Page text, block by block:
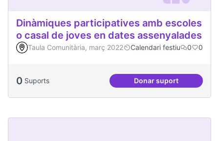
Dinàmiques participatives amb escoles
o casal de joves en dates assenyalades
Taula Comunitària, març 2022 Calendari festiu 0 0
0 Suports Donar suport
Dinàmiques